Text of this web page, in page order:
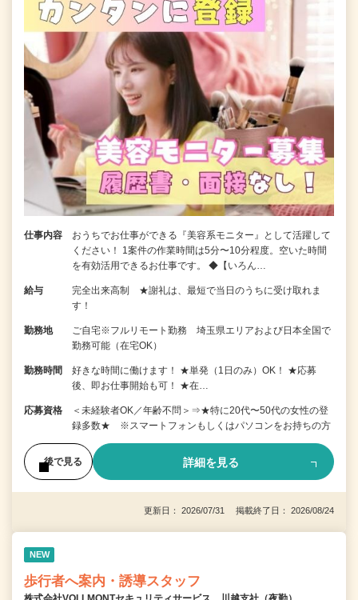
仕事内容
おうちでお仕事ができる『美容系モニター』として活躍して
ください！ 1案件の作業時間は5分〜10分程度。空いた時間
を有効活用できるお仕事です。 ◆【いろん…
給与
完全出来高制 ★謝礼は、最短で当日のうちに受け取れま
す！
勤務地
ご自宅※フルリモート勤務 埼玉県エリアおよび日本全国で
勤務可能（在宅OK）
勤務時間
好きな時間に働けます！ ★単発（1日のみ）OK！ ★応募
後、即お仕事開始も可！ ★在…
応募資格
＜未経験者OK／年齢不問＞⇒★特に20代〜50代の女性の登
録多数★ ※スマートフォンもしくはパソコンをお持ちの方
後で見る 詳細を見る
更新日： 2026/07/31 掲載終了日： 2026/08/24
NEW
歩行者へ案内・誘導スタッフ